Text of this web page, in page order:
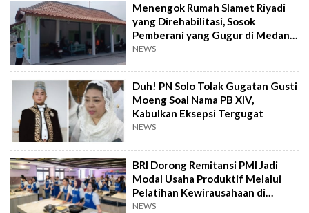
Menengok Rumah Slamet Riyadi
yang Direhabilitasi, Sosok
Pemberani yang Gugur di Medan
Perang
NEWS
Duh! PN Solo Tolak Gugatan Gusti
Moeng Soal Nama PB XIV,
Kabulkan Eksepsi Tergugat
NEWS
BRI Dorong Remitansi PMI Jadi
Modal Usaha Produktif Melalui
Pelatihan Kewirausahaan di
Taiwan
NEWS